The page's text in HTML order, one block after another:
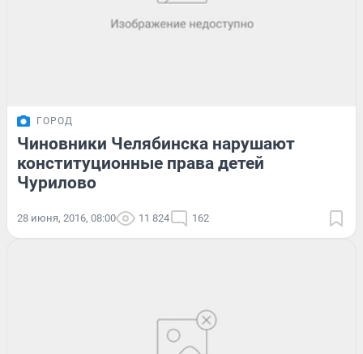
ГОРОД
Чиновники Челябинска нарушают
конституционные права детей
Чурилово
28 июня, 2016, 08:00 11 824 162